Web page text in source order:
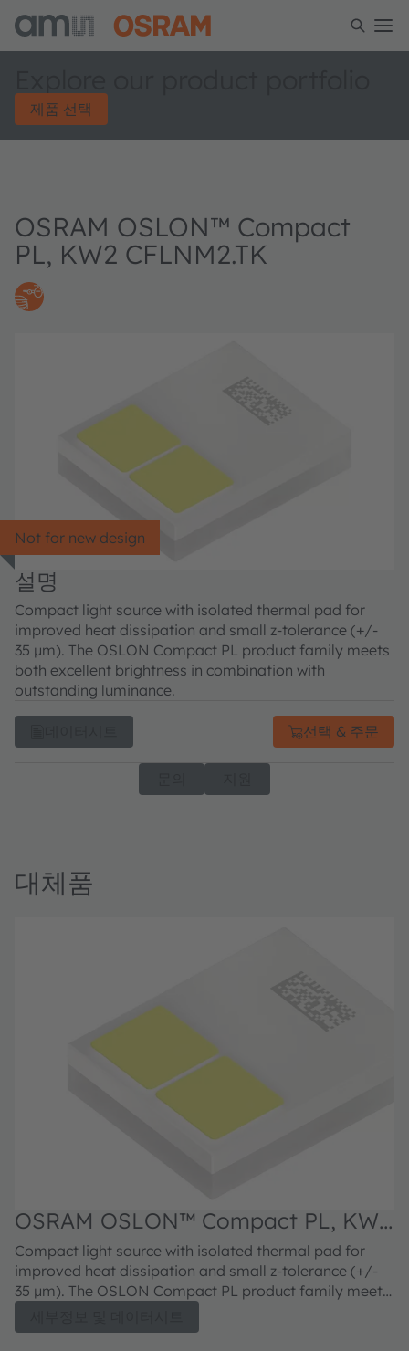
제품 선택
OSRAM OSLON™ Compact
PL, KW2 CFLNM2.TK
Not for new design
설명
Compact light source with isolated thermal pad for
improved heat dissipation and small z-tolerance (+/-
35 µm). The OSLON Compact PL product family meets
both excellent brightness in combination with
outstanding luminance.
선택 & 주문
대체품
OSRAM OSLON™ Compact PL, KW2
CFLNM3.TK
Compact light source with isolated thermal pad for
improved heat dissipation and small z-tolerance (+/-
35 µm). The OSLON Compact PL product family meets
outstanding luminance.